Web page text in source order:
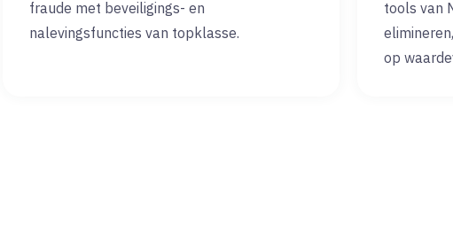
fraude met beveiligings- en
nalevingsfuncties van topklasse.
tools van
op